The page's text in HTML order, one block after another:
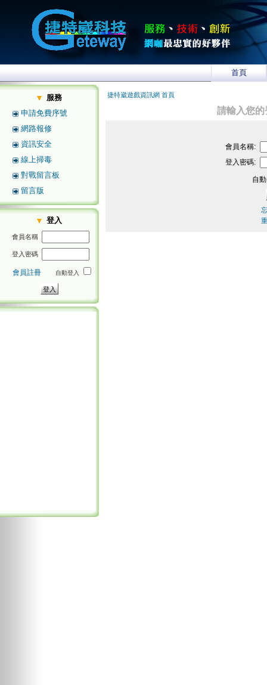
首頁
服務
申請免費序號
網路報修
資訊安全
線上掃毒
對戰留言板
留言版
登入
會員名稱
登入密碼
會員註冊 自動登入
捷特崴遊戲資訊網 首頁
請輸入您
會員名稱:
登入密碼:
自